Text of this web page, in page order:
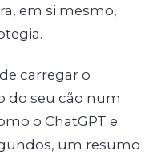
em si mesmo,
carregar o
do seu cão num
o ChatGPT e
um resumo